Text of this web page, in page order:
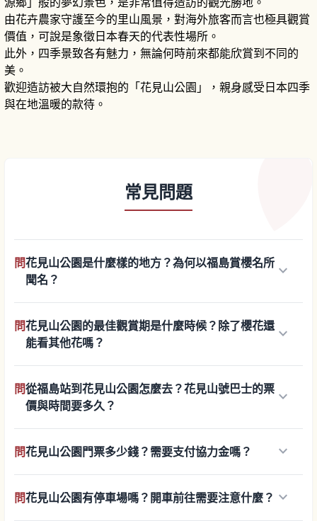
由花卉農家守護至今的里山風景，對海外旅客而言也極具觀賞
價值，可說是象徵日本春天的代表性場所。
此外，四季景致各有魅力，無論何時前來都能欣賞到不同的
美。
歡迎造訪被大自然環抱的「花見山公園」，親身感受日本四季
與在地溫暖的款待。
常見問題
問花見山公園是什麼樣的地方？為何以福島賞櫻名所
聞名？
keyboard_arrow_down
問花見山公園的最佳觀賞期是什麼時候？除了櫻花還
能看其他花嗎？
keyboard_arrow_down
問從福島站到花見山公園怎麼去？花見山號巴士的票
價與時間要多久？
keyboard_arrow_down
問花見山公園門票多少錢？需要支付協力金嗎？ keyboard_arrow_down
問花見山公園有停車場嗎？開車前往需要注意什麼？ keyboard_arrow_down